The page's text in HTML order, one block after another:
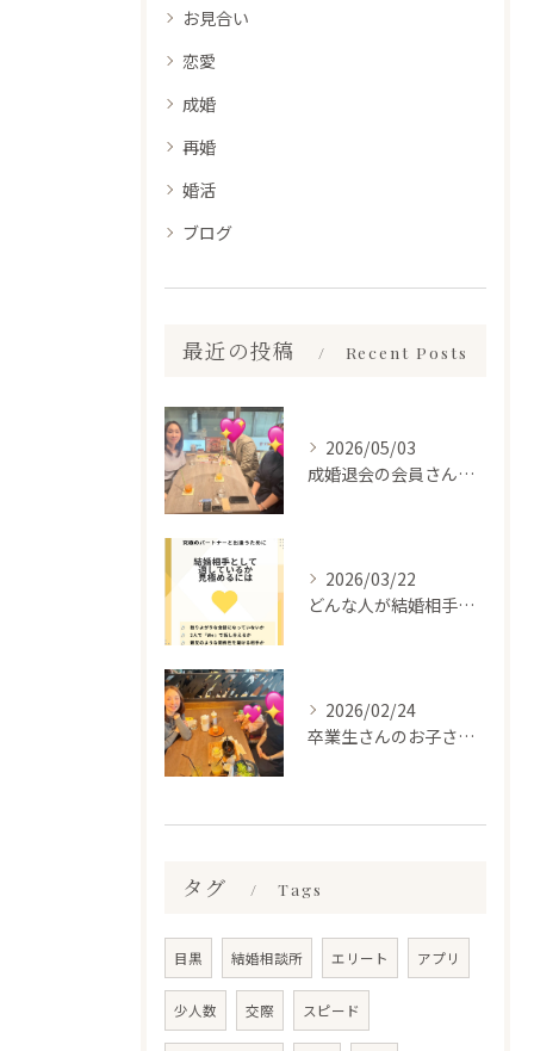
お見合い
恋愛
成婚
再婚
婚活
ブログ
最近の投稿 Recent Posts
2026/05/03
成婚退会の会員さんとお会いして来ました✨
2026/03/22
どんな人が結婚相手だといいのか
2026/02/24
卒業生さんのお子さんに会って来ました✨
タグ Tags
目黒 結婚相談所 エリート アプリ
少人数 交際 スピード